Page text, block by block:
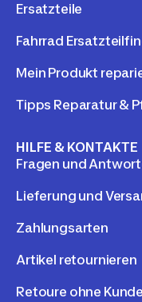
Ersatzteile
Fahrrad
Mein Produkt
Tipps Reparatur &
HILFE & KONTAKTE
Fragen und
Lieferung und
Zahlungsarten
Artikel retournieren
Retoure ohne